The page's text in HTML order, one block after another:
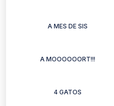
A MES DE SIS
A MOOOOOORT!!!
4 GATOS